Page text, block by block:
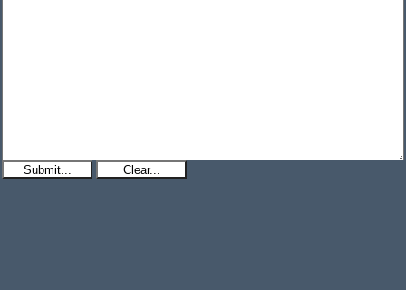
Submit... Clear...